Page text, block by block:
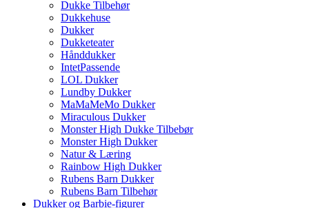
Dukke Tilbehør
Dukkehuse
Dukker
Dukketeater
Hånddukker
IntetPassende
LOL Dukker
Lundby Dukker
MaMaMeMo Dukker
Miraculous Dukker
Monster High Dukke Tilbebør
Monster High Dukker
Natur & Læring
Rainbow High Dukker
Rubens Barn Dukker
Rubens Barn Tilbehør
Dukker og Barbie-figurer